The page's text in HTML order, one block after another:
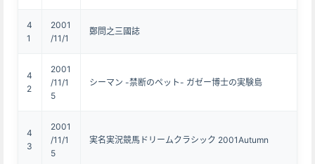
4
1
2001
/11/1
鄭問之三國誌
4
2
2001
/11/1
5
シーマン -禁断のペット- ガゼー博士の実験島
4
3
2001
/11/1
5
実名実況競馬ドリームクラシック 2001Autumn